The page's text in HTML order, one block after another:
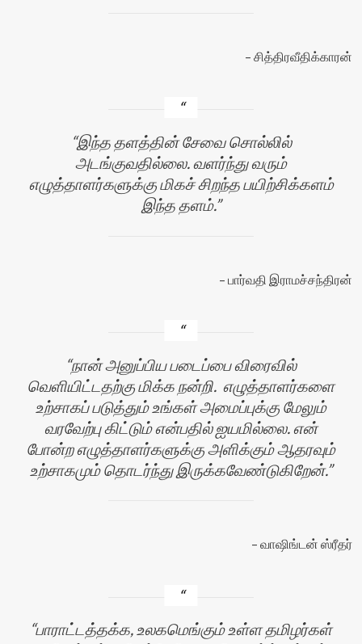
சித்திரவீதிக்காரன்
இந்த தளத்தின் சேவை சொல்லில்
அடங்குவதில்லை. வளர்ந்து வரும்
எழுத்தாளர்களுக்கு மிகச் சிறந்த பயிற்சிக்களம்
இந்த தளம்.
பார்வதி இராமச்சந்திரன்
நான் அனுப்பிய படைப்பை விரைவில்
வெளியிட்டதற்கு மிக்க நன்றி. எழுத்தாளர்களை
உற்சாகப் படுத்தும் உங்கள் அமைப்புக்கு மேலும்
வரவேற்பு கிட்டும் என்பதில் ஐயமில்லை. என்
போன்ற எழுத்தாளர்களுக்கு அளிக்கும் ஆதரவும்
உற்சாகமும் தொடர்ந்து இருக்கவேண்டுகிறேன்.
வாஷிங்டன் ஸ்ரீதர்
பாராட்டத்தக்க, உலகமெங்கும் உள்ள தமிழர்கள்